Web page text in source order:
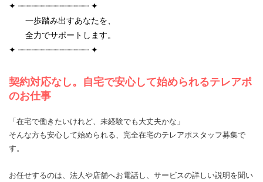
✦ ┈┈┈┈┈┈┈┈┈┈┈┈┈┈┈ ✦
一歩踏み出すあなたを、
全力でサポートします。
✦ ┈┈┈┈┈┈┈┈┈┈┈┈┈┈┈ ✦
契約対応なし。自宅で安心して始められるテレアポ
のお仕事
「在宅で働きたいけれど、未経験でも大丈夫かな」
そんな方も安心して始められる、完全在宅のテレアポスタッフ募集で
す。
お任せするのは、法人や店舗へお電話し、サービスの詳しい説明を聞い